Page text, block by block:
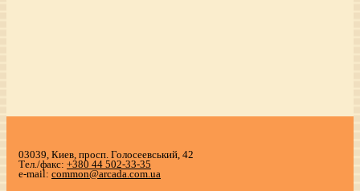
03039, Киев, просп. Голосеевський, 42
Тел./факс: +380 44 502-33-35
e-mail: common@arcada.com.ua